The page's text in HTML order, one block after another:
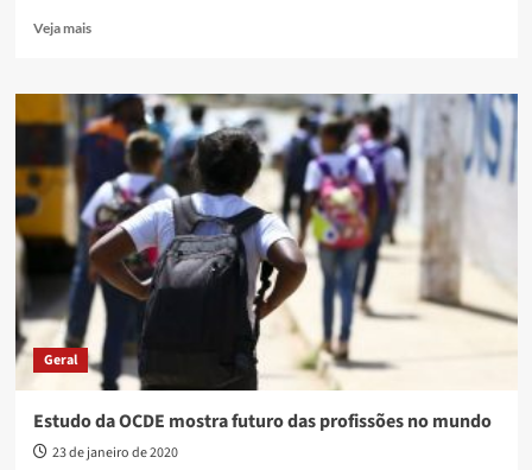
Veja maisRead
Empresas
do
Simples
Nacional
têm
até
dia
31
para
regularizar
pendências
Geral
Estudo da OCDE mostra futuro das profissões no mundo
23 de janeiro de 2020